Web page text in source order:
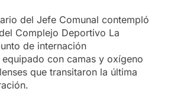
del Jefe Comunal contempló
Complejo Deportivo La
de internación
con camas y oxígeno
que transitaron la última